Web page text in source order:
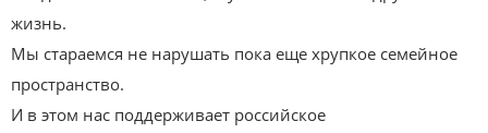
жизнь.
Мы стараемся не нарушать пока еще хрупкое семейное
пространство.
И в этом нас поддерживает российское